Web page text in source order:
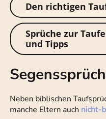
Den richtigen
Sprüche zur
und Tipps
Neben biblischen
manche Eltern auch nicht-